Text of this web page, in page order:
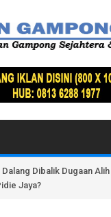
Dalang Dibalik Dugaan
Jaya?